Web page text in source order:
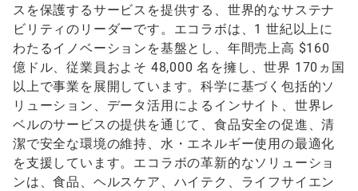
スを保護するサービスを提供する、世界的なサステナ
ビリティのリーダーです。エコラボは、1 世紀以上に
わたるイノベーションを基盤とし、年間売上高 $160
億ドル、従業員およそ 48,000 名を擁し、世界 170ヵ国
以上で事業を展開しています。科学に基づく包括的ソ
リューション、データ活用によるインサイト、世界レ
ベルのサービスの提供を通じて、食品安全の促進、清
潔で安全な環境の維持、水・エネルギー使用の最適化
を支援しています。エコラボの革新的なソリューショ
ンは、食品、ヘルスケア、ハイテク、ライフサイエン